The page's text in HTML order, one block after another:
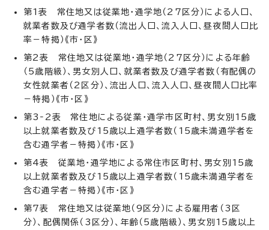
第1表 常住地又は従業地・通学地（27区分）による人口、
就業者数及び通学者数（流出人口、流入人口、昼夜間人口比
率－特掲）《市・区》
第2表 常住地又は従業地・通学地（27区分）による年齢
（5歳階級）、男女別人口、就業者数及び通学者数（有配偶の
女性就業者（2区分）、流出人口、流入人口、昼夜間人口比率
－特掲）《市・区》
第3‐2表 常住地による従業・通学市区町村、男女別15歳
以上就業者数及び15歳以上通学者数（15歳未満通学者を
含む通学者－特掲）《市・区》
第4表 従業地・通学地による常住市区町村、男女別15歳
以上就業者数及び15歳以上通学者数（15歳未満通学者を
含む通学者－特掲）《市・区》
第7表 常住地又は従業地（9区分）による雇用者（3区
分）、配偶関係（3区分）、年齢（5歳階級）、男女別15歳以上